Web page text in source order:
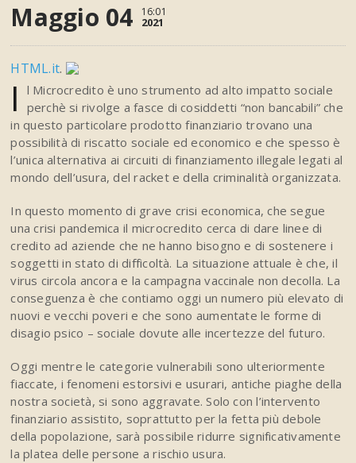
Maggio 04 16:01
2021
HTML.it.
I
l Microcredito è uno strumento ad alto impatto sociale
perchè si rivolge a fasce di cosiddetti “non bancabili” che
in questo particolare prodotto finanziario trovano una
possibilità di riscatto sociale ed economico e che spesso è
l’unica alternativa ai circuiti di finanziamento illegale legati al
mondo dell’usura, del racket e della criminalità organizzata.
In questo momento di grave crisi economica, che segue
una crisi pandemica il microcredito cerca di dare linee di
credito ad aziende che ne hanno bisogno e di sostenere i
soggetti in stato di difficoltà. La situazione attuale è che, il
virus circola ancora e la campagna vaccinale non decolla. La
conseguenza è che contiamo oggi un numero più elevato di
nuovi e vecchi poveri e che sono aumentate le forme di
disagio psico – sociale dovute alle incertezze del futuro.
Oggi mentre le categorie vulnerabili sono ulteriormente
fiaccate, i fenomeni estorsivi e usurari, antiche piaghe della
nostra società, si sono aggravate. Solo con l’intervento
finanziario assistito, soprattutto per la fetta più debole
della popolazione, sarà possibile ridurre significativamente
la platea delle persone a rischio usura.